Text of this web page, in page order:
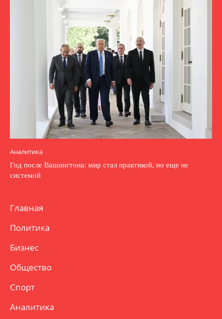
Аналитика
Год после Вашингтона: мир стал практикой, но еще не
системой
Главная
Политика
Бизнес
Общество
Спорт
Аналитика